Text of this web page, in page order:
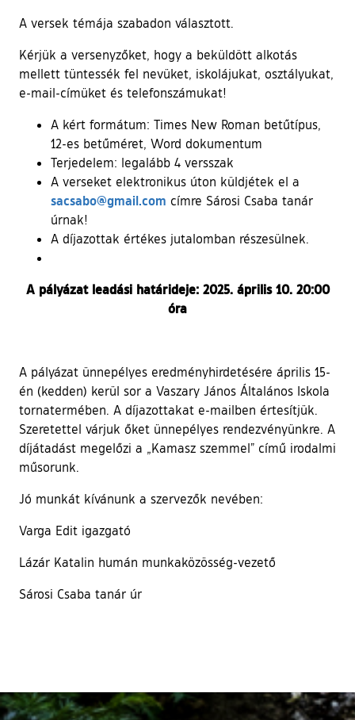
A versek témája szabadon választott.
Kérjük a versenyzőket, hogy a beküldött alkotás
mellett tüntessék fel nevüket, iskolájukat, osztályukat,
e-mail-címüket és telefonszámukat!
A kért formátum: Times New Roman betűtípus,
12-es betűméret, Word dokumentum
Terjedelem: legalább 4 versszak
A verseket elektronikus úton küldjétek el a
sacsabo@gmail.com címre Sárosi Csaba tanár
úrnak!
A díjazottak értékes jutalomban részesülnek.
A pályázat leadási határideje: 2025. április 10. 20:00
óra
A pályázat ünnepélyes eredményhirdetésére április 15-
én (kedden) kerül sor a Vaszary János Általános Iskola
tornatermében. A díjazottakat e-mailben értesítjük.
Szeretettel várjuk őket ünnepélyes rendezvényünkre. A
díjátadást megelőzi a „Kamasz szemmel” című irodalmi
műsorunk.
Jó munkát kívánunk a szervezők nevében:
Varga Edit igazgató
Lázár Katalin humán munkaközösség-vezető
Sárosi Csaba tanár úr